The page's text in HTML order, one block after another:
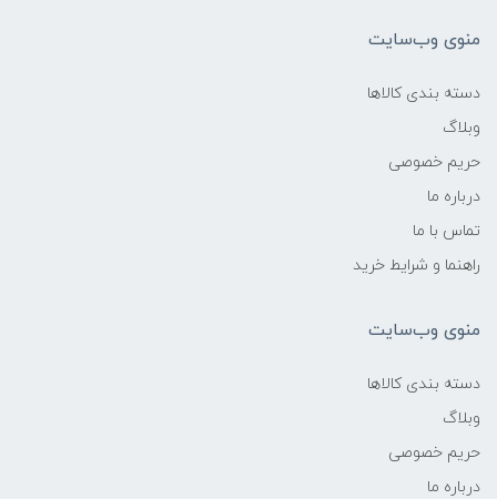
منوی وب‌سایت
دسته بندی کالاها
وبلاگ
حریم خصوصی
درباره ما
تماس با ما
راهنما و شرایط خرید
منوی وب‌سایت
دسته بندی کالاها
وبلاگ
حریم خصوصی
درباره ما